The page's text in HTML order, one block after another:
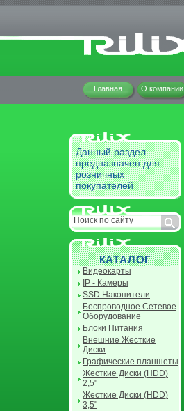
Главная О компании
Данный раздел
предназначен для
розничных
покупателей
КАТАЛОГ
Видеокарты
IP - Камеры
SSD Накопители
Беспроводное Сетевое
Оборудование
Блоки Питания
Внешние Жесткие
Диски
Графические планшеты
Жесткие Диски (HDD)
2,5"
Жесткие Диски (HDD)
3,5"